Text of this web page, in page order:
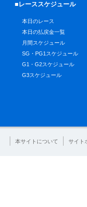
■レーススケジュール
本日のレース
本日の払戻金一覧
月間スケジュール
SG・PG1スケジュール
G1・G2スケジュール
G3スケジュール
本サイトについて サイト